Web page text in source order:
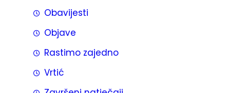
Obavijesti
Objave
Rastimo zajedno
Vrtić